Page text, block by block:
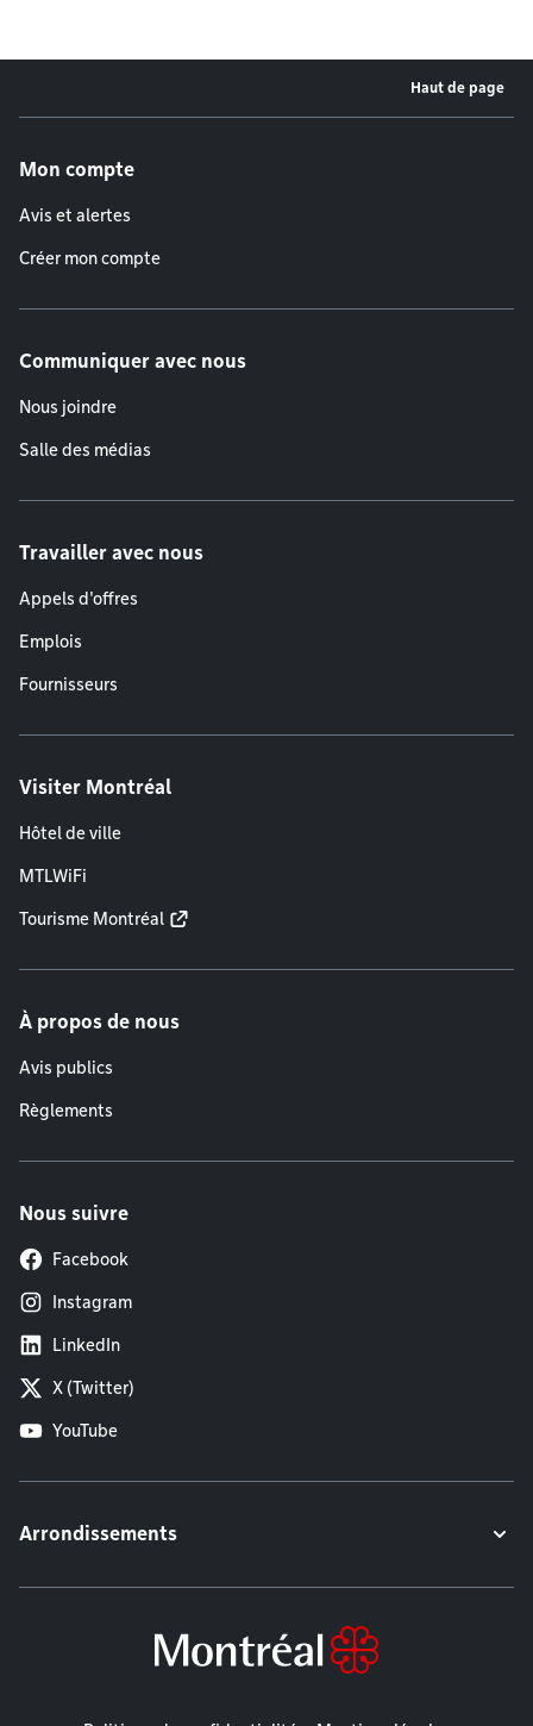
Haut de page
Mon compte
Avis et alertes
Créer mon compte
Communiquer avec nous
Nous joindre
Salle des médias
Travailler avec nous
Appels d'offres
Emplois
Fournisseurs
Visiter Montréal
Hôtel de ville
MTLWiFi
Tourisme Montréal
À propos de nous
Avis publics
Règlements
Nous suivre
Facebook
Instagram
LinkedIn
X (Twitter)
YouTube
Arrondissements